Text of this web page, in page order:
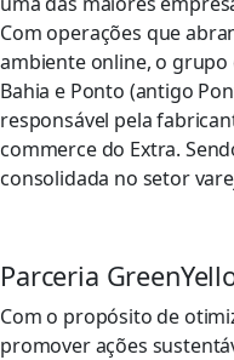
Com operações que
ambiente online, o grupo
Bahia e Ponto (antigo
responsável pela
commerce do Extra.
consolidada no setor
Parceria
Com o propósito de
promover ações